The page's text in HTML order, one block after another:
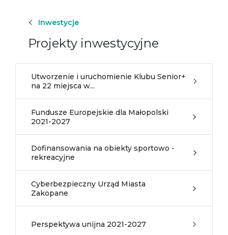
Inwestycje
Projekty inwestycyjne
Utworzenie i uruchomienie Klubu Senior+
na 22 miejsca w...
Fundusze Europejskie dla Małopolski
2021-2027
Dofinansowania na obiekty sportowo -
rekreacyjne
Cyberbezpieczny Urząd Miasta
Zakopane
Perspektywa unijna 2021-2027